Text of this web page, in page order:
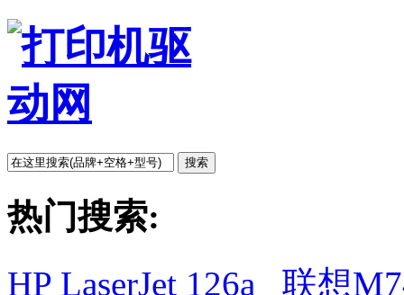
搜索
热门搜索:
HP LaserJet 126a
联想